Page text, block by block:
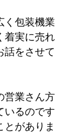
く包装機業
着実に売れ
話をさせて
営業さん方
いるのです
とがありま